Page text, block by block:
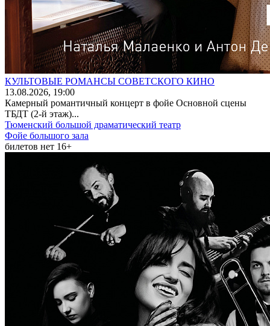
КУЛЬТОВЫЕ РОМАНСЫ СОВЕТСКОГО КИНО
13.08.2026, 19:00
Камерный романтичный концерт в фойе Основной сцены
ТБДТ (2-й этаж)...
Тюменский большой драматический театр
Фойе большого зала
билетов нет 16+